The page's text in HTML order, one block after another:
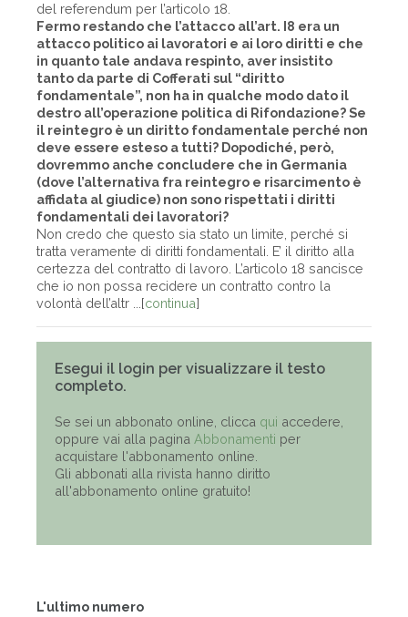
L'ultimo numero
del referendum per l’articolo 18.
Fermo restando che l’attacco all’art. I8 era un
attacco politico ai lavoratori e ai loro diritti e che
in quanto tale andava respinto, aver insistito
tanto da parte di Cofferati sul “diritto
fondamentale”, non ha in qualche modo dato il
destro all’operazione politica di Rifondazione? Se
il reintegro è un diritto fondamentale perché non
deve essere esteso a tutti? Dopodiché, però,
dovremmo anche concludere che in Germania
(dove l’alternativa fra reintegro e risarcimento è
affidata al giudice) non sono rispettati i diritti
fondamentali dei lavoratori?
Non credo che questo sia stato un limite, perché si
tratta veramente di diritti fondamentali. E’ il diritto alla
certezza del contratto di lavoro. L’articolo 18 sancisce
che io non possa recidere un contratto contro la
volontà dell’altr ...[continua]
Esegui il login per visualizzare il testo
completo.
Se sei un abbonato online, clicca qui accedere,
oppure vai alla pagina Abbonamenti per
acquistare l'abbonamento online.
Gli abbonati alla rivista hanno diritto
all'abbonamento online gratuito!